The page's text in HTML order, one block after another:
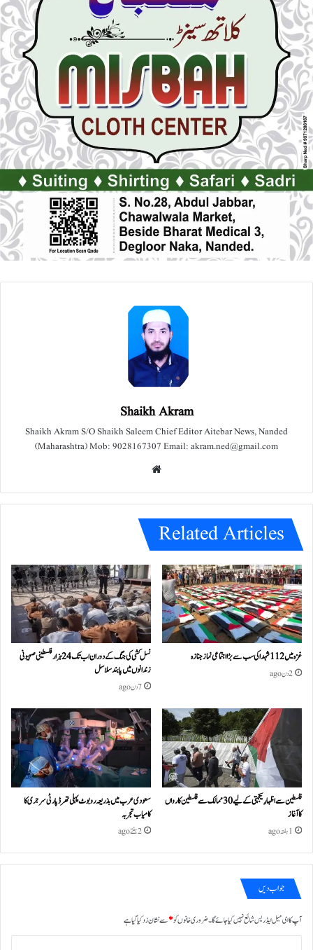
Shaikh Akram
Shaikh Akram S/O Shaikh Saleem Chief Editor Aitebar News, Nanded
(Maharashtra) Mob: 9028167307 Email: akram.ned@gmail.com
e
Related Articles
غزہ میں 112 شہدا کی سب سے بڑا اجتماعی نماز جنازہ
2 دن ago
نسل کشی کی جنگ کے دوران اب تک 24ہزار فلسطینی صہیونی
زندانوں میں پابند سلاسل
7 دن ago
فلسطین سے اظہارِ یکجہتی کے لیے 30 ممالک سے فلسطین کارواں
کا آغاز
1 ہفتہ ago
سعودی عرب میں بذریعہ روبوٹ پہلی تھرڈ پارٹی سرجری کا
کامیاب تجربہ
2 ہفتے ago
جواب دیں
آپ کا ای میل ایڈریس شائع نہیں کیا جائے گا۔ضروری خانوں کو*سے نشان زد کیا گیا ہے